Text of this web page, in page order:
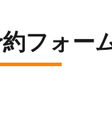
フォー